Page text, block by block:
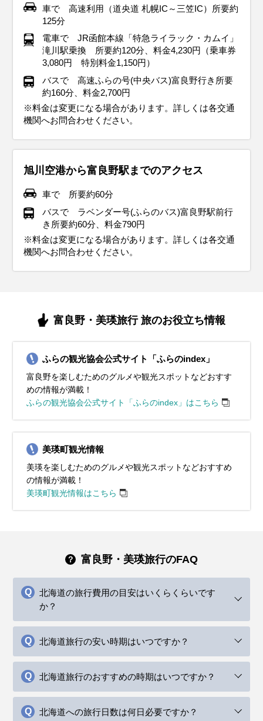
車で 高速利用（道央道 札幌IC～三笠IC）所要約
125分
電車で JR函館本線「特急ライラック・カムイ」
滝川駅乗換 所要約120分、料金4,230円（乗車券
3,080円 特別料金1,150円）
バスで 高速ふらの号(中央バス)富良野行き所要
約160分、料金2,700円
※料金は変更になる場合があります。詳しくは各交通
機関へお問合わせください。
旭川空港から富良野駅までのアクセス
車で 所要約60分
バスで ラベンダー号(ふらのバス)富良野駅前行
き所要約60分、料金790円
※料金は変更になる場合があります。詳しくは各交通
機関へお問合わせください。
富良野・美瑛旅行 旅のお役立ち情報
ふらの観光協会公式サイト「ふらのindex」
富良野を楽しむためのグルメや観光スポットなどおすす
めの情報が満載！
ふらの観光協会公式サイト「ふらのindex」はこちら
美瑛町観光情報
美瑛を楽しむためのグルメや観光スポットなどおすすめ
の情報が満載！
美瑛町観光情報はこちら
富良野・美瑛旅行のFAQ
北海道の旅行費用の目安はいくらくらいです
か？
北海道旅行の安い時期はいつですか？
北海道旅行のおすすめの時期はいつですか？
北海道への旅行日数は何日必要ですか？